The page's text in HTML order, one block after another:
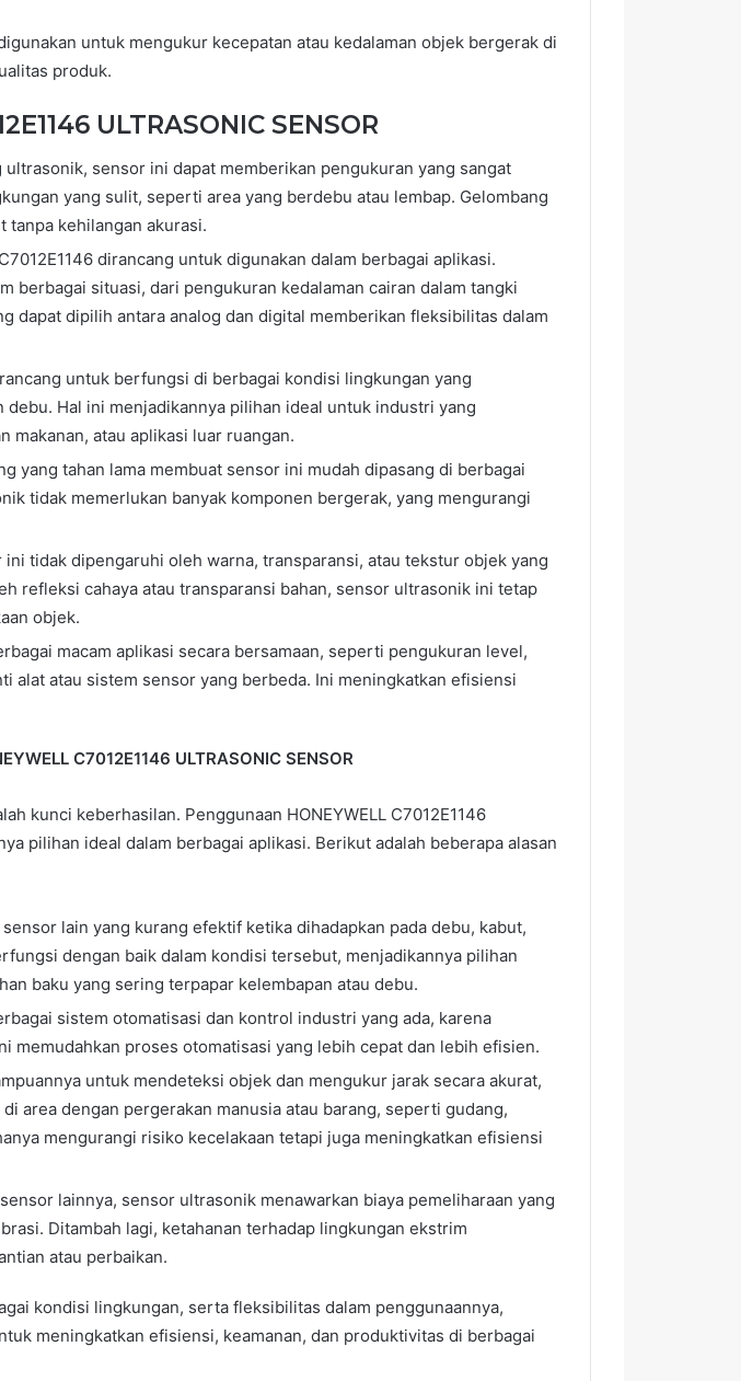
untuk mengukur kecepatan atau kedalaman objek bergerak di
produk.
ULTRASONIC SENSOR
sensor ini dapat memberikan pengukuran yang sangat
yang sulit, seperti area yang berdebu atau lembap. Gelombang
tanpa kehilangan akurasi.
dirancang untuk digunakan dalam berbagai aplikasi.
berbagai situasi, dari pengukuran kedalaman cairan dalam tangki
dapat dipilih antara analog dan digital memberikan fleksibilitas dalam
untuk berfungsi di berbagai kondisi lingkungan yang
Hal ini menjadikannya pilihan ideal untuk industri yang
atau aplikasi luar ruangan.
yang tahan lama membuat sensor ini mudah dipasang di berbagai
tidak memerlukan banyak komponen bergerak, yang mengurangi
ini tidak dipengaruhi oleh warna, transparansi, atau tekstur objek yang
refleksi cahaya atau transparansi bahan, sensor ultrasonik ini tetap
objek.
macam aplikasi secara bersamaan, seperti pengukuran level,
alat atau sistem sensor yang berbeda. Ini meningkatkan efisiensi
C7012E1146 ULTRASONIC SENSOR
kunci keberhasilan. Penggunaan HONEYWELL C7012E1146
pilihan ideal dalam berbagai aplikasi. Berikut adalah beberapa alasan
sensor lain yang kurang efektif ketika dihadapkan pada debu, kabut,
dengan baik dalam kondisi tersebut, menjadikannya pilihan
baku yang sering terpapar kelembapan atau debu.
sistem otomatisasi dan kontrol industri yang ada, karena
memudahkan proses otomatisasi yang lebih cepat dan lebih efisien.
untuk mendeteksi objek dan mengukur jarak secara akurat,
area dengan pergerakan manusia atau barang, seperti gudang,
mengurangi risiko kecelakaan tetapi juga meningkatkan efisiensi
lainnya, sensor ultrasonik menawarkan biaya pemeliharaan yang
Ditambah lagi, ketahanan terhadap lingkungan ekstrim
atau perbaikan.
kondisi lingkungan, serta fleksibilitas dalam penggunaannya,
meningkatkan efisiensi, keamanan, dan produktivitas di berbagai